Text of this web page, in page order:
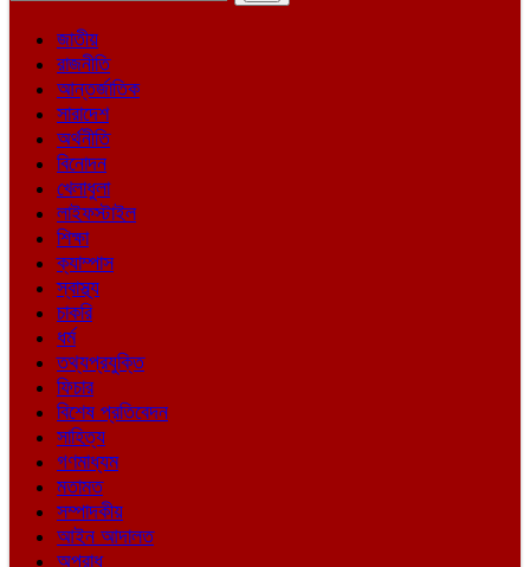
জাতীয়
রাজনীতি
আন্তর্জাতিক
সারাদেশ
অর্থনীতি
বিনোদন
খেলাধুলা
লাইফস্টাইল
শিক্ষা
ক্যাম্পাস
স্বাস্থ্য
চাকরি
ধর্ম
তথ্যপ্রযুক্তি
ফিচার
বিশেষ প্রতিবেদন
সাহিত্য
গণমাধ্যম
মতামত
সম্পাদকীয়
আইন আদালত
অপরাধ